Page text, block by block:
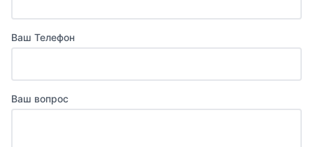
Ваш Телефон
Ваш вопрос